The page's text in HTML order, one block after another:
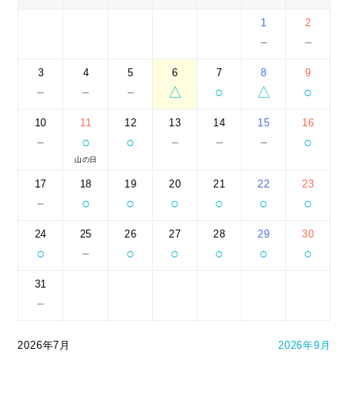
1
－
2
－
3
－
4
－
5
－
6
△
7
○
8
△
9
○
10
－
11
○
山の日
12
○
13
－
14
－
15
－
16
○
17
－
18
○
19
○
20
○
21
○
22
○
23
○
24
○
25
－
26
○
27
○
28
○
29
○
30
○
31
－
2026年7月 2026年9月